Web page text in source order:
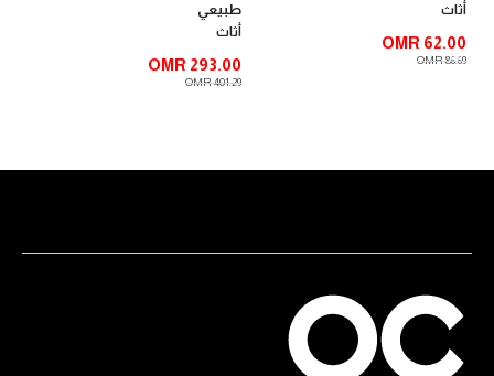
أثاث
OMR 62.00
OMR 86.69
طبيعي
أثاث
OMR 293.00
OMR 401.29